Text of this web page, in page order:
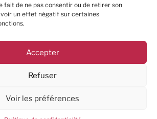
fait de ne pas consentir ou de retirer son
un effet négatif sur certaines
Accepter
Refuser
Voir les préférences
Fièrement propulsé par